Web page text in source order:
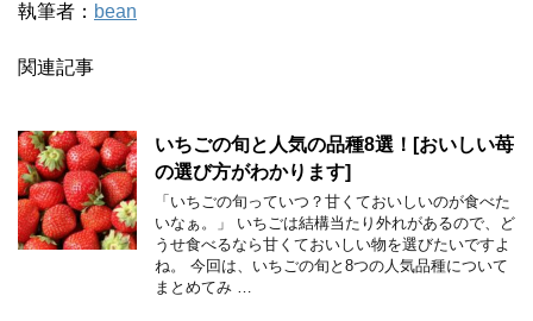
執筆者： bean
関連記事
いちごの旬と人気の品種8選！[おいしい苺
の選び方がわかります]
「いちごの旬っていつ？甘くておいしいのが食べた
いなぁ。」 いちごは結構当たり外れがあるので、ど
うせ食べるなら甘くておいしい物を選びたいですよ
ね。 今回は、いちごの旬と8つの人気品種について
まとめてみ …